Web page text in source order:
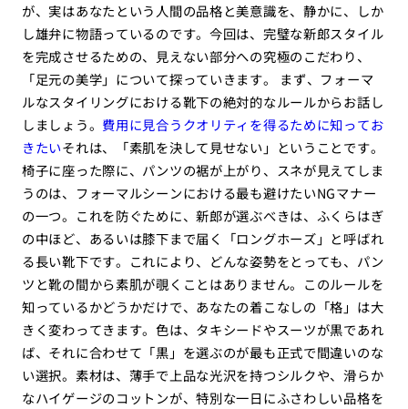
が、実はあなたという人間の品格と美意識を、静かに、しか
し雄弁に物語っているのです。今回は、完璧な新郎スタイル
を完成させるための、見えない部分への究極のこだわり、
「足元の美学」について探っていきます。 まず、フォーマ
ルなスタイリングにおける靴下の絶対的なルールからお話し
しましょう。 費用に見合うクオリティを得るために知ってお
きたいそれは、「素肌を決して見せない」ということです。
椅子に座った際に、パンツの裾が上がり、スネが見えてしま
うのは、フォーマルシーンにおける最も避けたいNGマナー
の一つ。これを防ぐために、新郎が選ぶべきは、ふくらはぎ
の中ほど、あるいは膝下まで届く「ロングホーズ」と呼ばれ
る長い靴下です。これにより、どんな姿勢をとっても、パン
ツと靴の間から素肌が覗くことはありません。このルールを
知っているかどうかだけで、あなたの着こなしの「格」は大
きく変わってきます。色は、タキシードやスーツが黒であれ
ば、それに合わせて「黒」を選ぶのが最も正式で間違いのな
い選択。素材は、薄手で上品な光沢を持つシルクや、滑らか
なハイゲージのコットンが、特別な一日にふさわしい品格を